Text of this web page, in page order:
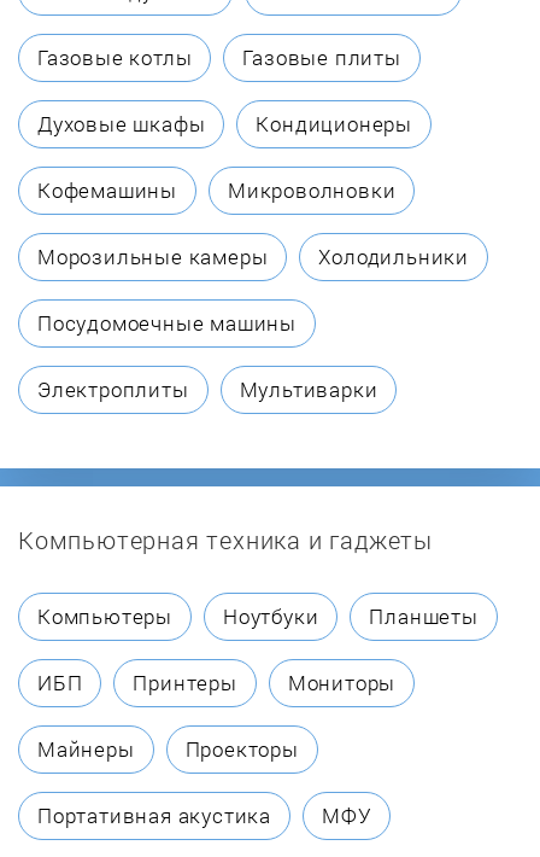
Bradford White
Buderus
Clage
De Dietrich
De Luxe
Delta
Elsotherm
Etalon
Evan
Fais
Газовые котлы Газовые плиты
Духовые шкафы Кондиционеры
Кофемашины Микроволновки
Морозильные камеры Холодильники
Посудомоечные машины
Электроплиты Мультиварки
Компьютерная техника и гаджеты
Компьютеры Ноутбуки Планшеты
ИБП Принтеры Мониторы
Майнеры Проекторы
Портативная акустика МФУ